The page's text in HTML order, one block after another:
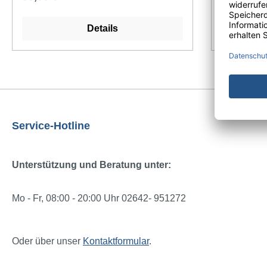
Details
von den
sich die
eignen,
Burger
Service-Hotline
Unterstützung und Beratung unter:
Mo - Fr, 08:00 - 20:00 Uhr 02642- 951272
Oder über unser Kontaktformular.